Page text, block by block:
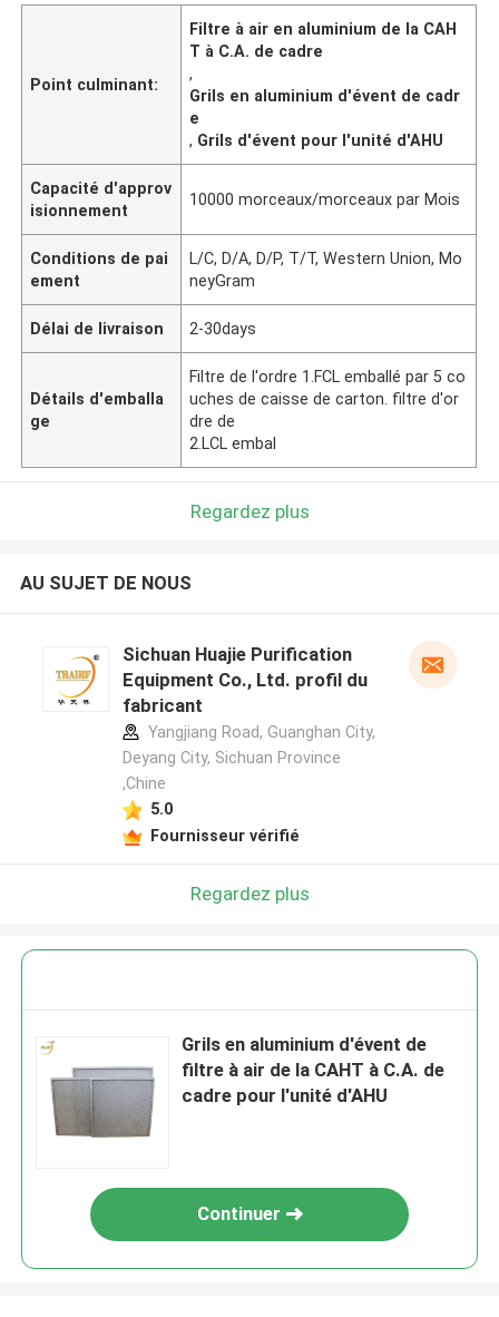
Point culminant:
Filtre à air en aluminium de la CAH
T à C.A. de cadre
,
Grils en aluminium d'évent de cadr
e
, Grils d'évent pour l'unité d'AHU
Capacité d'approv
isionnement
10000 morceaux/morceaux par Mois
Conditions de pai
ement
L/C, D/A, D/P, T/T, Western Union, Mo
neyGram
Délai de livraison 2-30days
Détails d'emballa
ge
Filtre de l'ordre 1.FCL emballé par 5 co
uches de caisse de carton. filtre d'or
dre de
2.LCL embal
Regardez plus
AU SUJET DE NOUS
Sichuan Huajie Purification
Equipment Co., Ltd. profil du
fabricant
Yangjiang Road, Guanghan City,
Deyang City, Sichuan Province
,Chine
5.0
Fournisseur vérifié
Regardez plus
Grils en aluminium d'évent de
filtre à air de la CAHT à C.A. de
cadre pour l'unité d'AHU
Continuer